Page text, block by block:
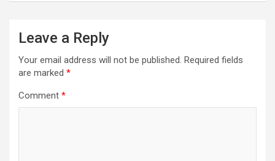
Leave a Reply
Your email address will not be published. Required fields
are marked *
Comment *